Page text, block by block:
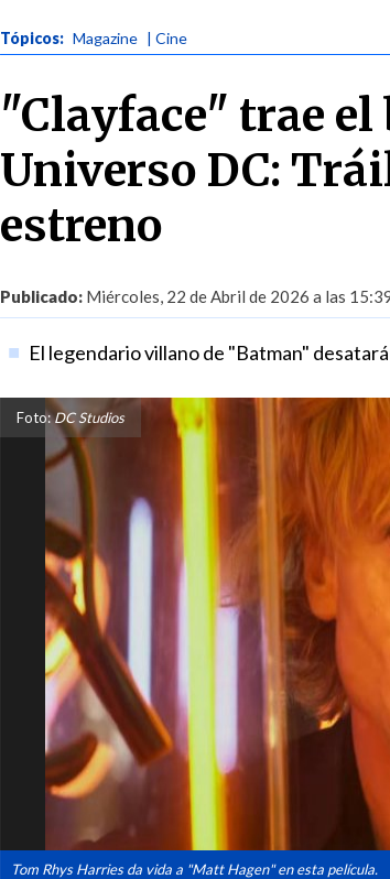
Tópicos: Magazine | Cine
"Clayface" trae
Universo DC:
estreno
Publicado: Miércoles, 22 de Abril de 2026 a las
El legendario villano de "Batman"
Foto:DC Studios
Tom Rhys Harries da vida a "Matt Hagen" en esta película.